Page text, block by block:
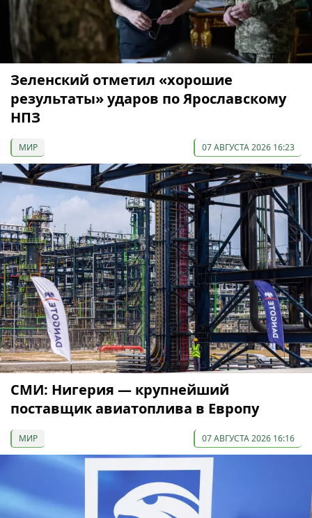
Зеленский отметил «хорошие
результаты» ударов по Ярославскому
НПЗ
МИР 07 АВГУСТА 2026 16:23
СМИ: Нигерия — крупнейший
поставщик авиатоплива в Европу
МИР 07 АВГУСТА 2026 16:16